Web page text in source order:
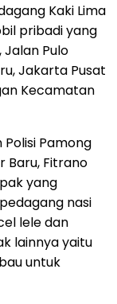
Kaki Lima
pribadi yang
Pulo
Jakarta Pusat
Kecamatan
Polisi Pamong
Baru, Fitrano
yang
nasi
lele dan
lainnya yaitu
untuk